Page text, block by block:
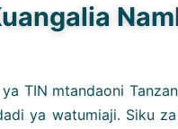
ya TIN mtandaoni
ya watumiaji. Siku